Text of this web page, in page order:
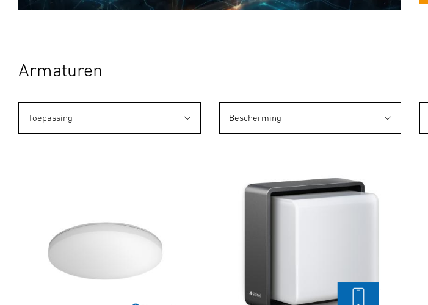
Armaturen
Toepassing Bescherming